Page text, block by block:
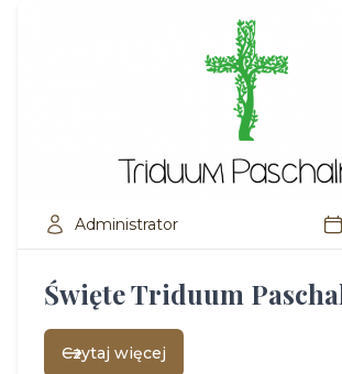
Administrator
Święte Triduum
Czytaj więcej